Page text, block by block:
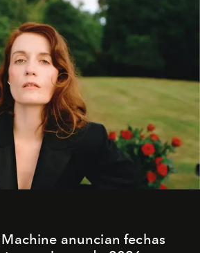
anuncian fechas